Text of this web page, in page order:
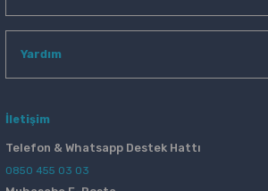
Yardım
İletişim
Telefon & Whatsapp Destek Hattı
0850 455 03 03